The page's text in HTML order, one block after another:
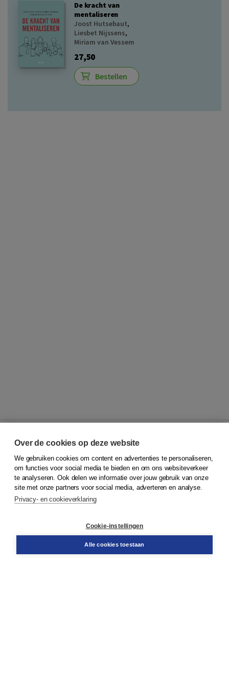
De kracht van
mentaliseren
Joost Hutsebaut,
Liesbet Nijssens,
Miriam van Vessem
27,50
Bestellen
© 2026Koninklijke Boom uitgevers
Klantenservice
Service & informatie
Contact
Over de cookies op deze website
We gebruiken cookies om content en advertenties te personaliseren,
om functies voor social media te bieden en om ons websiteverkeer
te analyseren. Ook delen we informatie over jouw gebruik van onze
site met onze partners voor social media, adverteren en analyse.
Privacy- en cookieverklaring
Cookie-instellingen
Alle cookies toestaan